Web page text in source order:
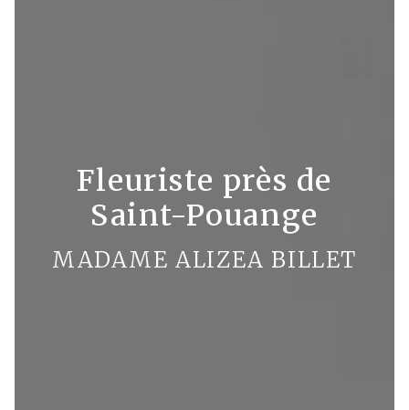
Fleuriste près de
Saint-Pouange
MADAME ALIZEA BILLET